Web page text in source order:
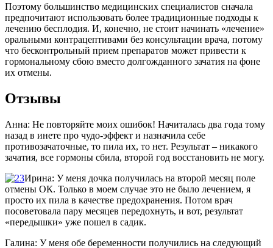
Поэтому большинство медицинских специалистов сначала
предпочитают использовать более традиционные подходы к
лечению бесплодия. И, конечно, не стоит начинать «лечение»
оральными контрацептивами без консультации врача, потому
что бесконтрольный прием препаратов может привести к
гормональному сбою вместо долгожданного зачатия на фоне
их отмены.
Отзывы
Анна: Не повторяйте моих ошибок! Начиталась два года тому
назад в инете про чудо-эффект и назначила себе
противозачаточные, то пила их, то нет. Результат – никакого
зачатия, все гормоны сбила, второй год восстановить не могу.
Ирина: У меня дочка получилась на второй месяц поле
отмены ОК. Только в моем случае это не было лечением, я
просто их пила в качестве предохранения. Потом врач
посоветовала пару месяцев передохнуть, и вот, результат
«передышки» уже пошел в садик.
Галина: У меня обе беременности получились на следующий